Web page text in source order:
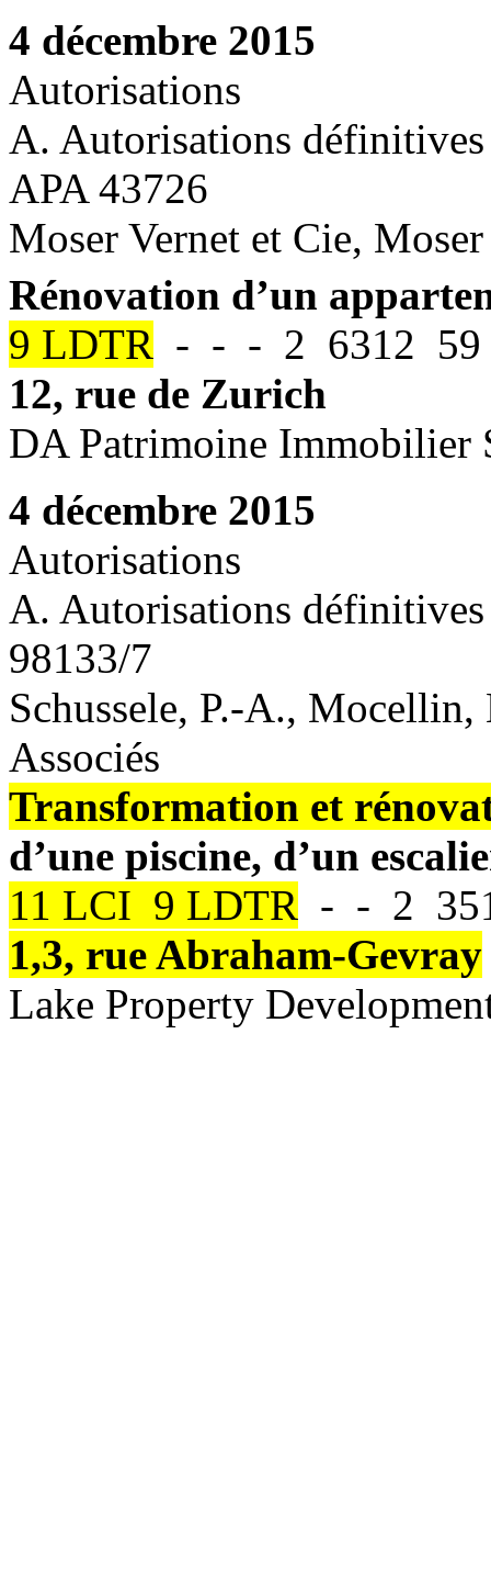
4 décembre 2015
Autorisations
A. Autorisations définitives
APA 43726
Moser Vernet et Cie,
Rénovation d’un
9 LDTR - - - 2 6312 59
12, rue de Zurich
DA Patrimoine Immobilier
4 décembre 2015
Autorisations
A. Autorisations définitives
98133/7
Schussele, P.-A.,
Associés
Transformation et
d’une piscine, d’un
11 LCI 9 LDTR - - 2
1,3, rue Abraham-Gevray
Lake Property